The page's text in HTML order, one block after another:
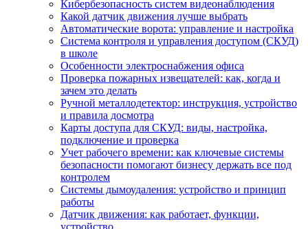
Кибербезопасность систем видеонаблюдения
Какой датчик движения лучше выбрать
Автоматические ворота: управление и настройка
Система контроля и управления доступом (СКУД)
в школе
Особенности электроснабжения офиса
Проверка пожарных извещателей: как, когда и
зачем это делать
Ручной металлодетектор: инструкция, устройство
и правила досмотра
Карты доступа для СКУД: виды, настройка,
подключение и проверка
Учет рабочего времени: как ключевые системы
безопасности помогают бизнесу держать все под
контролем
Системы дымоудаления: устройство и принцип
работы
Датчик движения: как работает, функции,
устройство